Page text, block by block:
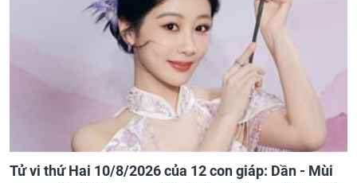
Tử vi thứ Hai 10/8/2026 của 12 con giáp: Dần - Mùi